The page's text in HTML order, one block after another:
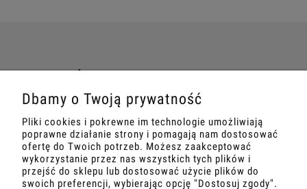
TWOJE ZAMÓWIENIE
INFORMACJE
MARKETING
SZKOLENIA
Dbamy o Twoją prywatność
Pliki cookies i pokrewne im technologie umożliwiają
poprawne działanie strony i pomagają nam dostosować
ofertę do Twoich potrzeb. Możesz zaakceptować
wykorzystanie przez nas wszystkich tych plików i
przejść do sklepu lub dostosować użycie plików do
swoich preferencji, wybierając opcję "Dostosuj zgody".